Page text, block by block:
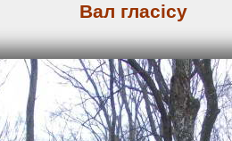
Вал гласісу